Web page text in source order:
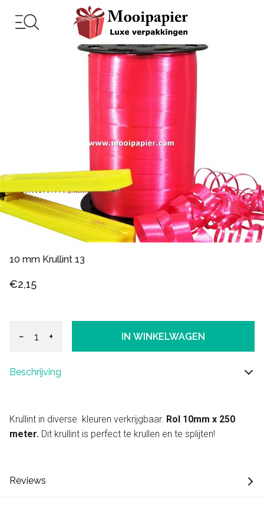
10 mm Krullint 13
€2,15
− + IN WINKELWAGEN
Beschrijving
Krullint in diverse kleuren verkrijgbaar. Rol 10mm x 250
meter. Dit krullint is perfect te krullen en te splijten!
Reviews